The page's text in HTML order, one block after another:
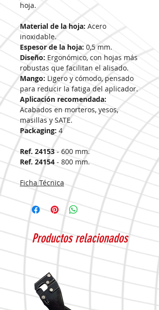
hoja.
Material de la hoja: Acero
inoxidable.
Espesor de la hoja: 0,5 mm.
Diseño: Ergonómico, con hojas más
robustas que facilitan el alisado.
Mango: Ligero y cómodo, pensado
para reducir la fatiga del aplicador.
Aplicación recomendada:
Acabados en morteros, yesos,
masillas y SATE.
Packaging: 4
Ref. 24153- 600 mm.
Ref. 24154 - 800 mm.
Ficha Técnica
Productos relacionados